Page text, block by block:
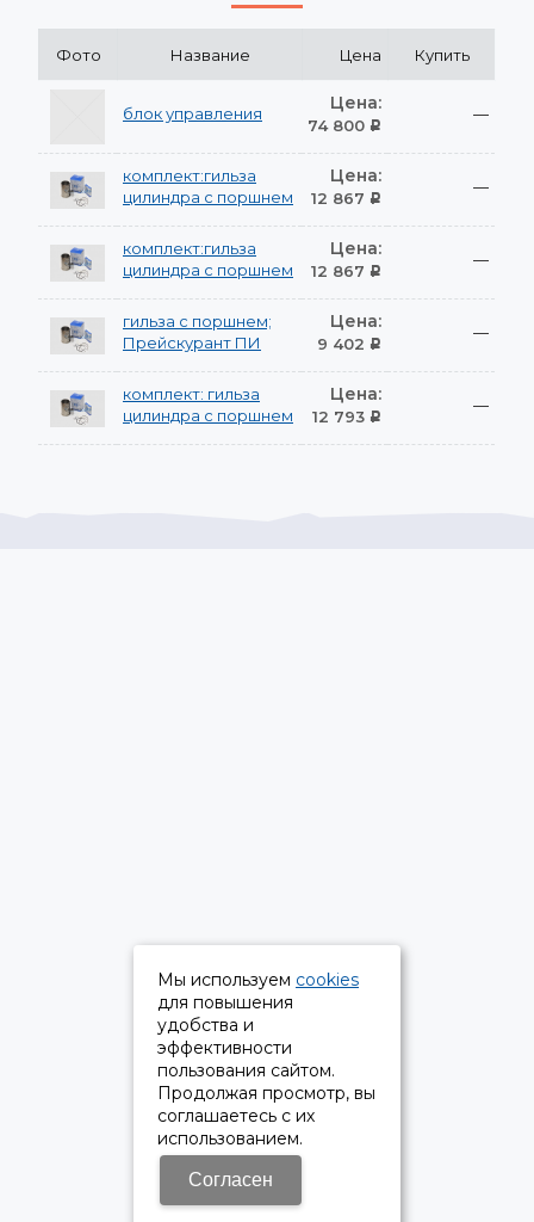
Фото Название Цена Купить
блок управления Цена:
74 800 Р
—
комплект:гильза
цилиндра с поршнем
Цена:
12 867 Р
—
комплект:гильза
цилиндра с поршнем
Цена:
12 867 Р
—
гильза с поршнем;
Прейскурант ПИ
Цена:
9 402 Р
—
комплект: гильза
цилиндра с поршнем
Цена:
12 793 Р
—
Мы используем cookies
для повышения
удобства и
эффективности
пользования сайтом.
Продолжая просмотр, вы
соглашаетесь с их
использованием.
Согласен